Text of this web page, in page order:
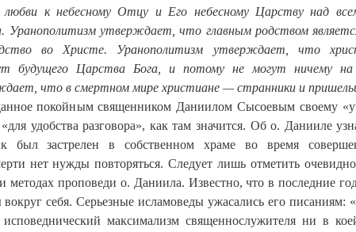
к небесному Отцу и Его небесному Царству над
Уранополитизм утверждает, что главным родством
во Христе. Уранополитизм утверждает, что
будущего Царства Бога, и потому не могут ничему на
что в смертном мире христиане — странники и
покойным священником Даниилом Сысоевым своему
удобства разговора», как там значится. Об о. Данииле
был застрелен в собственном храме во время
нет нужды повторяться. Следует лишь отметить
методах проповеди о. Даниила. Известно, что в последние
вокруг себя. Серьезные исламоведы ужасались его писаниям:
максимализм священнослужителя ни в